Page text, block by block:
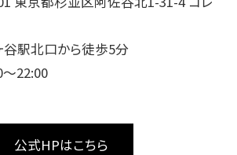
駅北口から徒歩5分
22:00
公式HPはこちら